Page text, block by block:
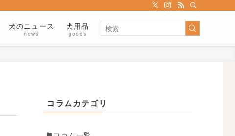
犬のニュース
news
犬用品
goods
コラムカテゴリ